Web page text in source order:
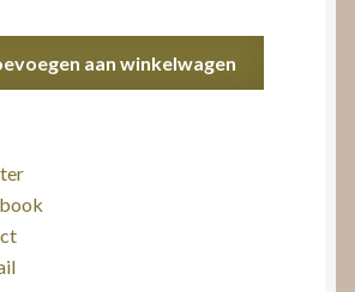
aan winkelwagen